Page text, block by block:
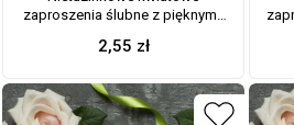
zaproszenia ślubne z pięknymi,
motywem ozdobnym. ZAP-94-
2,55 zł